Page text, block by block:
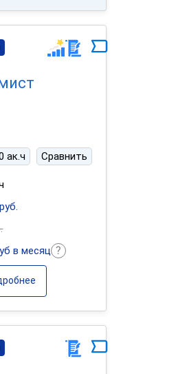
ак.ч Сравнить
в месяц